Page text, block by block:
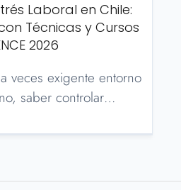
Laboral en Chile:
Técnicas y Cursos
2026
veces exigente entorno
saber controlar…